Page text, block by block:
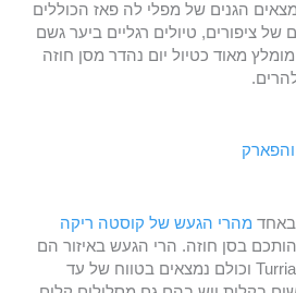
הגנים של מפלי לה פאז הכוללים
של ציפורים, טיולים רגליים ביער גשם
מאוד כטיול יום נהדר מסן חוזה
באחד מהרי הגעש של קוסטה ריקה
בסן חוזה. הרי הגעש באיזור הם
, Barva ו-Turrialba וכולם נמצאים בטווח של עד